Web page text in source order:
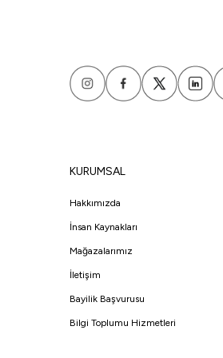
KURUMSAL
Hakkımızda
İnsan Kaynakları
Mağazalarımız
İletişim
Bayilik Başvurusu
Bilgi Toplumu Hizmetleri